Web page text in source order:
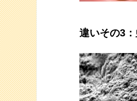
違いその3